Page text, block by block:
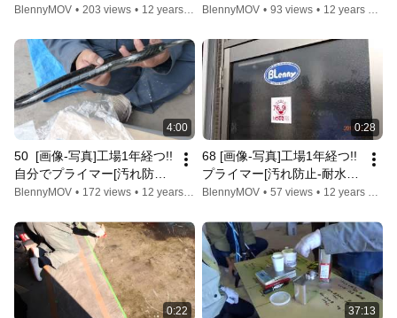
防止-耐水-粉塵-部品発見-ブ
フ-レストア-旧車-ゴムの入
手は?GM-7775,6800,8300
BlennyMOV • 203 views •
粉塵-部品発見-ブース]自分
ア-旧車-ゴムの入手は?GM-
7775,6800,8300
BlennyMOV • 93 views •
4:00
50  [画像-写真]工場1年経つ!!
自分でプライマー[汚れ防止-
耐水-粉塵-部品見やすさ-ブ
ワンオフ-レストア-旧車-ゴ
ムの入手は?GM-
7775,6800,8300
BlennyMOV • 172 views • 12 years ago
0:28
68 [画像-写真]工場1年経つ!!
プライマー[汚れ防止-耐水-
粉塵-部品発見-ブース]自分
ア-旧車-ゴムの入手は?GM-
7775,6800,8300
BlennyMOV • 57 views • 12 years ago
0:22 37:13